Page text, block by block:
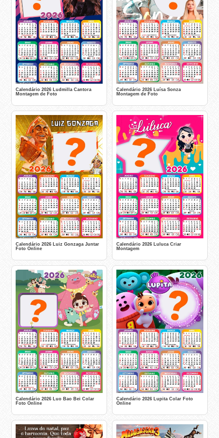
Calendário 2026 Ludmilla Cantora
Montagem de Foto
Calendário 2026 Luísa Sonza
Montagem de Foto
Calendário 2026 Luiz Gonzaga Juntar
Foto Online
Calendário 2026 Luluca Criar
Montagem
Calendário 2026 Luo Bao Bei Colar
Foto Online
Calendário 2026 Lupita Colar Foto
Online